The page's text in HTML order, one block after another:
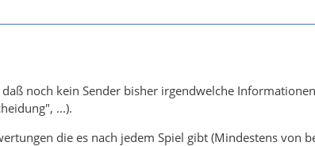
noch kein Sender bisher irgendwelche
...).
die es nach jedem Spiel gibt (Mindestens von